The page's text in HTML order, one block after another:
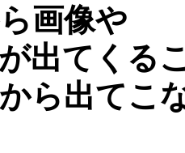
画像や
出てくる
ら出てこ